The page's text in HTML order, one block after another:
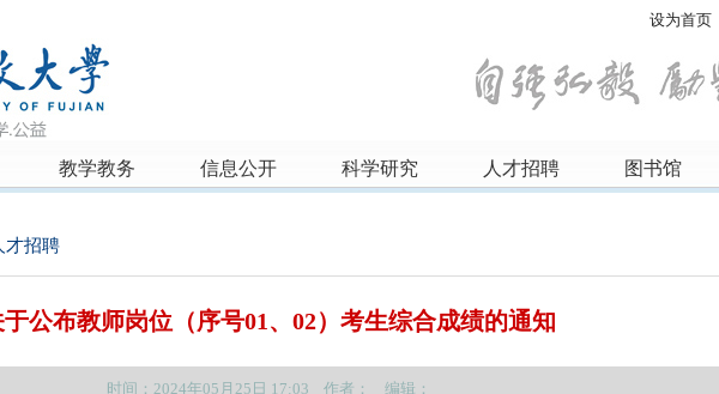
设为首页
教学教务 信息公开 科学研究 人才招聘 图书馆
才招聘
公布教师岗位（序号01、02）考生综合成绩的通知
时间：2024年05月25日 17:03 作者： 编辑：